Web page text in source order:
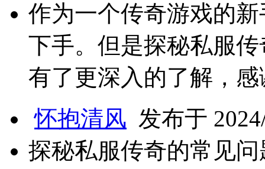
作为一个传奇游戏的
下手。但是探秘私服
有了更深入的了解，
怀抱清风 发布于
探秘私服传奇的常见